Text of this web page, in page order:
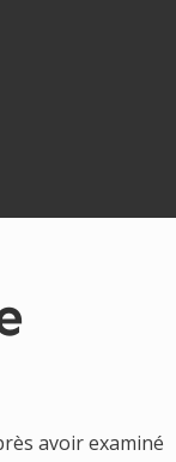
avoir examiné